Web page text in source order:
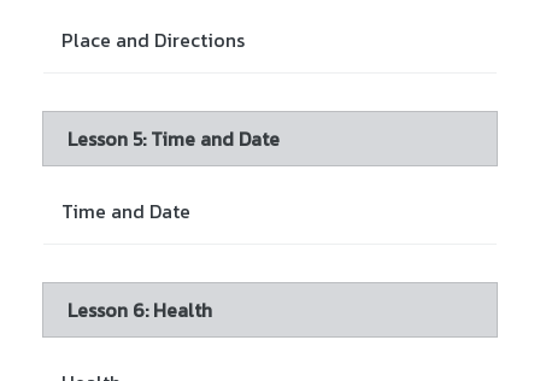
Place and Directions
Lesson 5: Time and Date
Time and Date
Lesson 6: Health